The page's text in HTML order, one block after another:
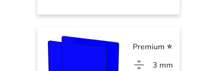
Premium ⭐
3 mm